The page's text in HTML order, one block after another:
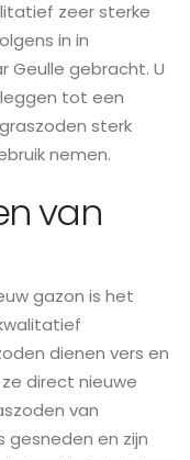
zeer sterke
in in
Geulle gebracht. U
tot een
sterk
nemen.
van
gazon is het
dienen vers en
direct nieuwe
van
gesneden en zijn